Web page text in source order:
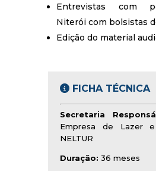
Entrevistas com
Niterói com bolsistas
Edição do material
FICHA TÉCNICA
Secretaria
Empresa de Lazer
NELTUR
Duração: 36 meses